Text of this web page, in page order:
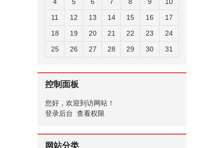
11
12 13 14 15 16
17
18
19 20 21 22 23
24
25
26 27 28 29 30 31
控制面板
您好，欢迎到访网站！
登录后台 查看权限
网站分类